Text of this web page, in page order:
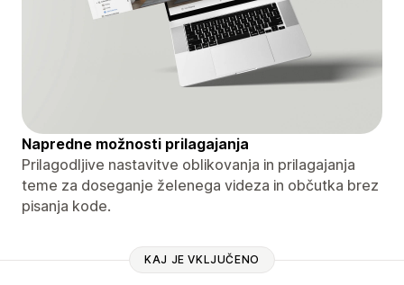
Napredne možnosti prilagajanja
Prilagodljive nastavitve oblikovanja in prilagajanja
teme za doseganje želenega videza in občutka brez
pisanja kode.
KAJ JE VKLJUČENO